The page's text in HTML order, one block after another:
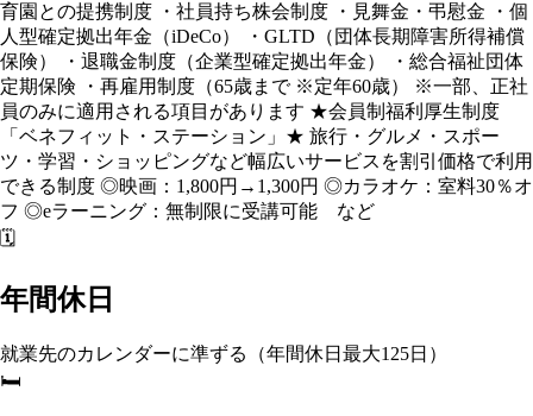
育園との提携制度 ・社員持ち株会制度 ・見舞金・弔慰金 ・個
人型確定拠出年金（iDeCo） ・GLTD（団体長期障害所得補償
保険） ・退職金制度（企業型確定拠出年金） ・総合福祉団体
定期保険 ・再雇用制度（65歳まで ※定年60歳） ※一部、正社
員のみに適用される項目があります ★会員制福利厚生制度
「ベネフィット・ステーション」★ 旅行・グルメ・スポー
ツ・学習・ショッピングなど幅広いサービスを割引価格で利用
できる制度 ◎映画：1,800円→1,300円 ◎カラオケ：室料30％オ
フ ◎eラーニング：無制限に受講可能 など
🗓️
年間休日
就業先のカレンダーに準ずる（年間休日最大125日）
🛏️